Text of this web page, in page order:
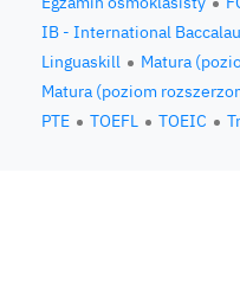
IB - International
Linguaskill
Matura
Matura (poziom
PTE
TOEFL TOEIC